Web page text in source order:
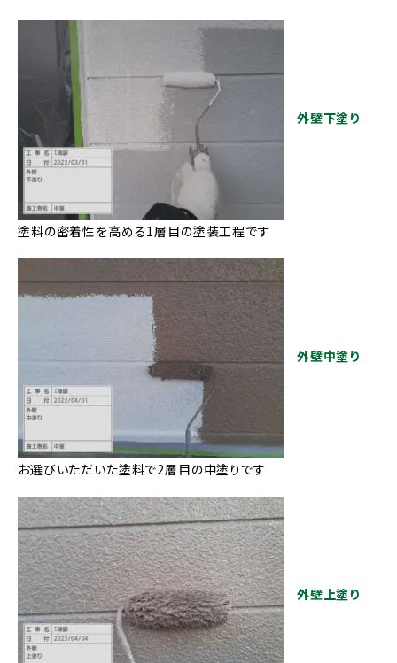
外壁下塗り
塗料の密着性を高める1層目の塗装工程です
外壁中塗り
お選びいただいた塗料で2層目の中塗りです
外壁上塗り